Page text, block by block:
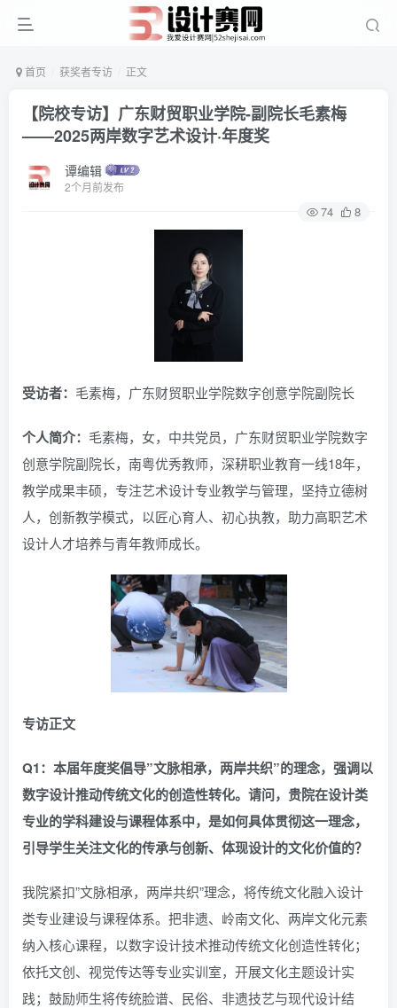
首页 获奖者专访 正文
【院校专访】广东财贸职业学院-副院长毛素梅
——2025两岸数字艺术设计·年度奖
谭编辑
2个月前发布
74 8
受访者： 毛素梅，广东财贸职业学院数字创意学院副院长
个人简介： 毛素梅，女，中共党员，广东财贸职业学院数字
创意学院副院长，南粤优秀教师，深耕职业教育一线18年，
教学成果丰硕，专注艺术设计专业教学与管理，坚持立德树
人，创新教学模式，以匠心育人、初心执教，助力高职艺术
设计人才培养与青年教师成长。
专访正文
Q1：本届年度奖倡导”文脉相承，两岸共织”的理念，强调以
数字设计推动传统文化的创造性转化。请问，贵院在设计类
专业的学科建设与课程体系中，是如何具体贯彻这一理念，
引导学生关注文化的传承与创新、体现设计的文化价值的？
我院紧扣”文脉相承，两岸共织”理念，将传统文化融入设计
类专业建设与课程体系。把非遗、岭南文化、两岸文化元素
纳入核心课程，以数字设计技术推动传统文化创造性转化；
依托文创、视觉传达等专业实训室，开展文化主题设计实
践；鼓励师生将传统脸谱、民俗、非遗技艺与现代设计结